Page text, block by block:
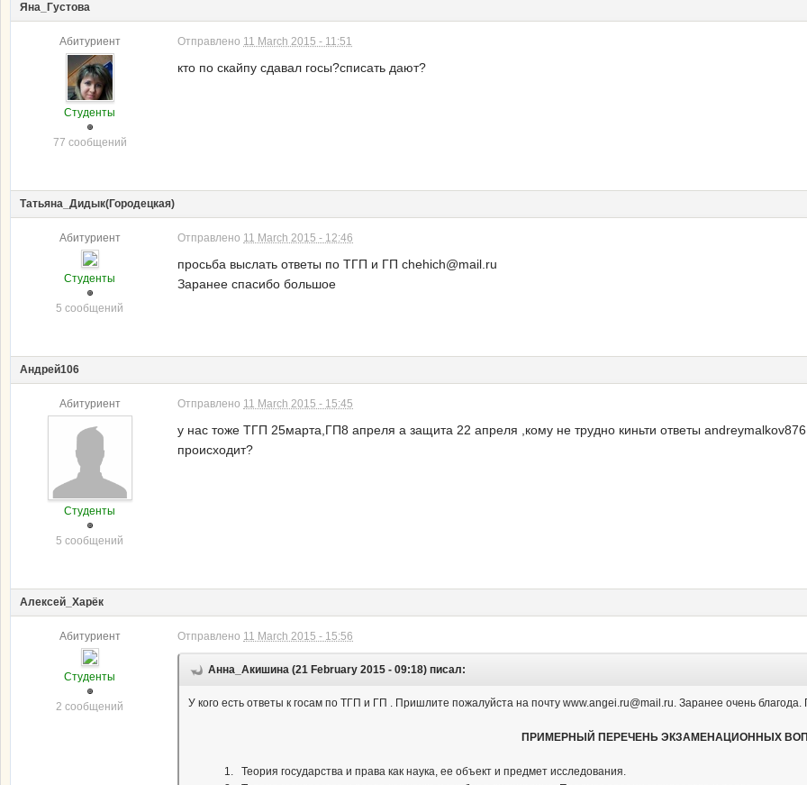
Яна_Густова
Абитуриент
Студенты
77 сообщений
Отправлено 11 March 2015 - 11:51
кто по скайпу сдавал госы?списать дают?
Татьяна_Дидык(Городецкая)
Абитуриент
Студенты
5 сообщений
Отправлено 11 March 2015 - 12:46
просьба выслать ответы по ТГП и ГП chehich@mail.ru
Заранее спасибо большое
Андрей106
Абитуриент
Студенты
5 сообщений
Отправлено 11 March 2015 - 15:45
у нас тоже ТГП 25марта,ГП8 апреля а защита 22 апреля ,кому не трудно киньти ответы
происходит?
Алексей_Харёк
Абитуриент
Студенты
2 сообщений
Отправлено 11 March 2015 - 15:56
Анна_Акишина (21 February 2015 - 09:18) писал:
У кого есть ответы к госам по ТГП и ГП . Пришлите пожалуйста на почту www.angei.ru@mail.ru. Заранее очень
ПРИМЕРНЫЙ ПЕРЕЧЕНЬ ЭКЗАМЕНАЦИОННЫХ
1. Теория государства и права как наука, ее объект и предмет исследования.